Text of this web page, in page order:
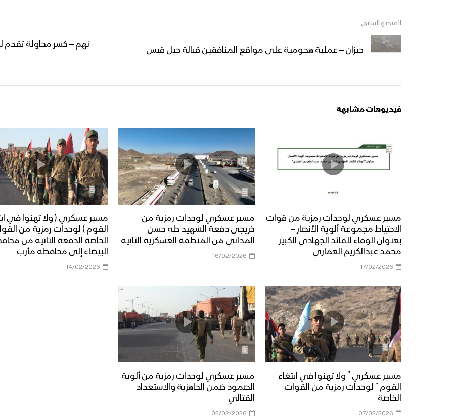
الفيديو السابق
جيزان – عملية هجومية على مواقع المنافقين قبالة جبل قيس
نهم – كسر محاولة تقدم
فيديوهات مشابهة
مسير عسكري لوحدات رمزية من قوات
الاحتياط مجموعة ألوية الأنصار –
بعنوان الوفاء للقائد الجهادي الكبير
محمد عبدالكريم الغماري
17/02/2026
مسير عسكري لوحدات رمزية من
خريجي دفعة الشهيد طه حسن
المداني من المنطقة العسكرية الثانية
16/02/2026
مسير عسكري ( ولا تهنوا في
القوم ) لوحدات رمزية من
الخاصة الدفعة الثانية من
البيضاء إلى محافظة مأرب
14/02/2026
مسير عسكري ” ولا تهنوا في ابتغاء
القوم ” لوحدات رمزية من القوات
الخاصة
07/02/2026
مسير عسكري لوحدات رمزية من ألوية
الصمود ضمن الجاهزية والاستعداد
القتالي
02/02/2026